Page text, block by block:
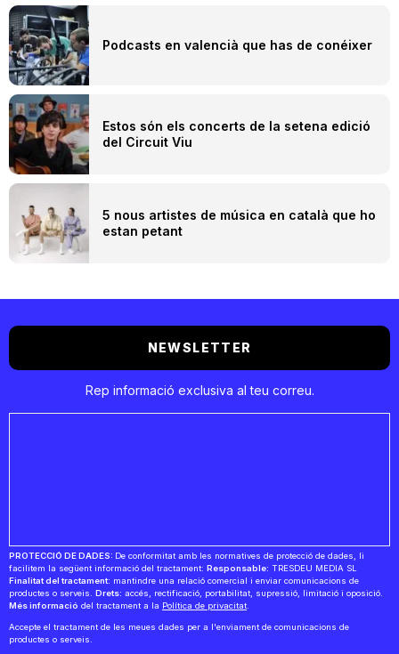
Podcasts en valencià que has de conéixer
Estos són els concerts de la setena edició
del Circuit Viu
5 nous artistes de música en català que ho
estan petant
NEWSLETTER
Rep informació exclusiva al teu correu.
PROTECCIÓ DE DADES: De conformitat amb les normatives de protecció de dades, li
facilitem la següent informació del tractament: Responsable: TRESDEU MEDIA SL
Finalitat del tractament: mantindre una relació comercial i enviar comunicacions de
productes o serveis. Drets: accés, rectificació, portabilitat, supressió, limitació i oposició.
Més informació del tractament a la Política de privacitat
Accepte el tractament de les meues dades per a l'enviament de comunicacions de
productes o serveis.